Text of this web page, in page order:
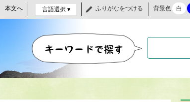
本文へ 言語選択 ▾ ふりがなをつける 背景色 白